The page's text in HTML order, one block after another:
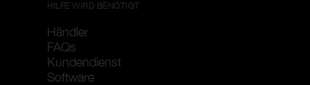
HILFE WIRD BENÖTIGT
Händler
FAQs
Kundendienst
Software